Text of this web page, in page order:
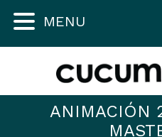
ANIMACIÓN
MENU